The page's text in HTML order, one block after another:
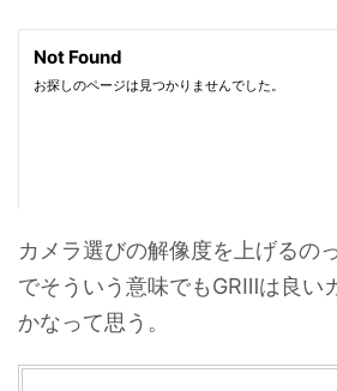
カメラ選びの解像度を上げるの
でそういう意味でもGRⅢは良い
かなって思う。